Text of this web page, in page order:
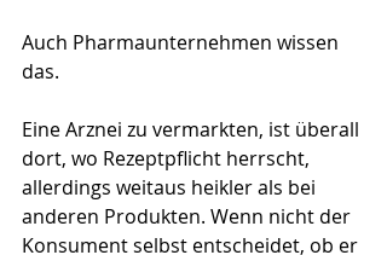
Auch Pharmaunternehmen wissen
das.
Eine Arznei zu vermarkten, ist überall
dort, wo Rezeptpflicht herrscht,
allerdings weitaus heikler als bei
anderen Produkten. Wenn nicht der
Konsument selbst entscheidet, ob er